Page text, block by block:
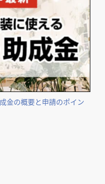
金の概要と申請のポイン